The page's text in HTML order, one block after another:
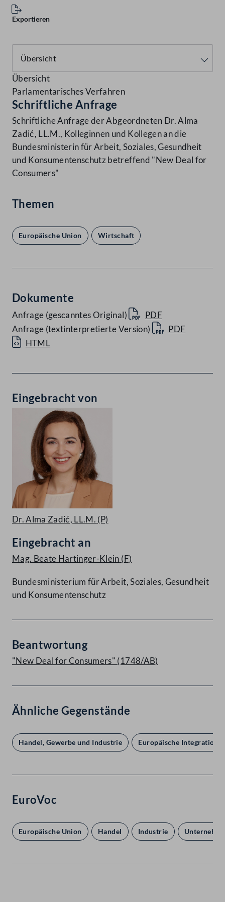
Exportieren
Übersicht
Parlamentarisches Verfahren
Schriftliche Anfrage
Schriftliche Anfrage der Abgeordneten Dr. Alma
Zadić, LL.M., Kolleginnen und Kollegen an die
Bundesministerin für Arbeit, Soziales, Gesundheit
und Konsumentenschutz betreffend "New Deal for
Consumers"
Themen
Europäische Union Wirtschaft
Dokumente
Anfrage (gescanntes Original)
PDF
Anfrage (textinterpretierte Version)
PDF
HTML
Eingebracht von
Dr. Alma Zadić, LL.M. (P)
Eingebracht an
Mag. Beate Hartinger-Klein (F)
Bundesministerium für Arbeit, Soziales, Gesundheit
und Konsumentenschutz
Beantwortung
"New Deal for Consumers" (1748/AB)
Ähnliche Gegenstände
Handel, Gewerbe und Industrie Europäische Integration
EuroVoc
Europäische Union Handel Industrie